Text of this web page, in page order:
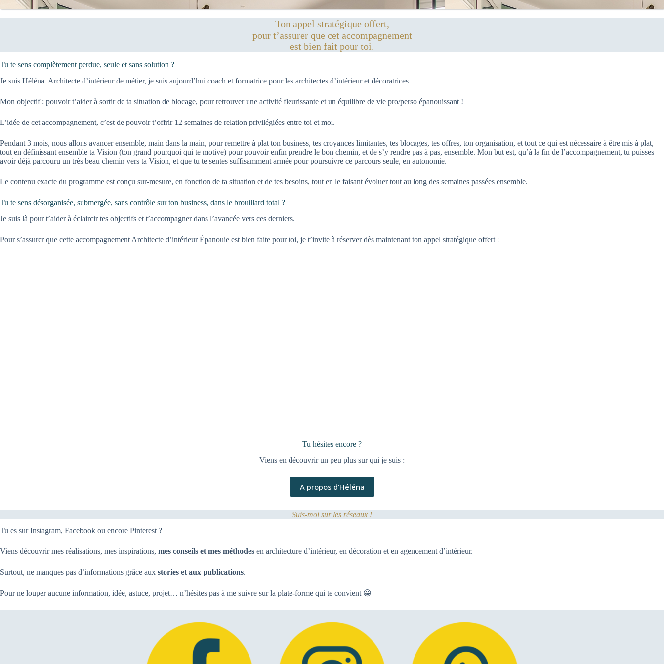
Ton appel stratégique offert,
pour t’assurer que cet accompagnement
est bien fait pour toi.
Tu te sens complètement perdue, seule et sans solution ?
Je suis Héléna. Architecte d’intérieur de métier, je suis aujourd’hui coach et formatrice pour les architectes d’intérieur et décoratrices.
Mon objectif : pouvoir t’aider à sortir de ta situation de blocage, pour retrouver une activité fleurissante et un équilibre de vie pro/perso épanouissant !
L’idée de cet accompagnement, c’est de pouvoir t’offrir 12 semaines de relation privilégiées entre toi et moi.
Pendant 3 mois, nous allons avancer ensemble, main dans la main, pour remettre à plat ton business, tes croyances limitantes, tes blocages, tes offres, ton organisation, et tout ce qui est nécessaire à être mis à plat,
tout en définissant ensemble ta Vision (ton grand pourquoi qui te motive) pour pouvoir enfin prendre le bon chemin, et de s’y rendre pas à pas, ensemble. Mon but est, qu’à la fin de l’accompagnement, tu puisses
avoir déjà parcouru un très beau chemin vers ta Vision, et que tu te sentes suffisamment armée pour poursuivre ce parcours seule, en autonomie.
Le contenu exacte du programme est conçu sur-mesure, en fonction de ta situation et de tes besoins, tout en le faisant évoluer tout au long des semaines passées ensemble.
Tu te sens désorganisée, submergée, sans contrôle sur ton business, dans le brouillard total ?
Je suis là pour t’aider à éclaircir tes objectifs et t’accompagner dans l’avancée vers ces derniers.
Pour s’assurer que cette accompagnement Architecte d’intérieur Épanouie est bien faite pour toi, je t’invite à réserver dès maintenant ton appel stratégique offert :
Tu hésites encore ?
Viens en découvrir un peu plus sur qui je suis :
A propos d’Héléna
Suis-moi sur les réseaux !
Tu es sur Instagram, Facebook ou encore Pinterest ?
Viens découvrir mes réalisations, mes inspirations, mes conseils et mes méthodes en architecture d’intérieur, en décoration et en agencement d’intérieur.
Surtout, ne manques pas d’informations grâce aux stories et aux publications.
Pour ne louper aucune information, idée, astuce, projet… n’hésites pas à me suivre sur la plate-forme qui te convient 😀